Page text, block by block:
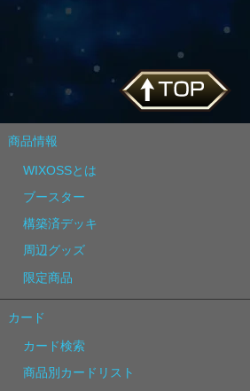
商品情報
WIXOSSとは
ブースター
構築済デッキ
周辺グッズ
限定商品
カード
カード検索
商品別カードリスト